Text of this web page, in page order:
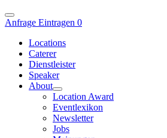
Anfrage Eintragen 0
Locations
Caterer
Dienstleister
Speaker
About
Location Award
Eventlexikon
Newsletter
Jobs